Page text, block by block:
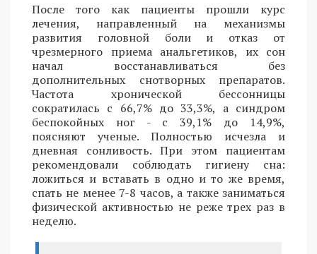
После того как пациенты прошли курс
лечения, направленный на механизмы
развития головной боли и отказ от
чрезмерного приема анальгетиков, их сон
начал восстанавливаться без
дополнительных снотворных препаратов.
Частота хронической бессонницы
сократилась с 66,7% до 33,3%, а синдром
беспокойных ног - с 39,1% до 14,9%,
поясняют ученые. Полностью исчезла и
дневная сонливость. При этом пациентам
рекомендовали соблюдать гигиену сна:
ложиться и вставать в одно и то же время,
спать не менее 7-8 часов, а также заниматься
физической активностью не реже трех раз в
неделю.